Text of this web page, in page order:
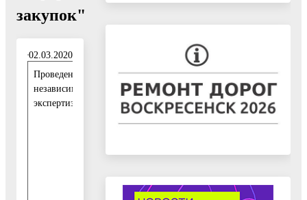
закупок"
02.03.2020
Проведение
независимой
экспертизы: